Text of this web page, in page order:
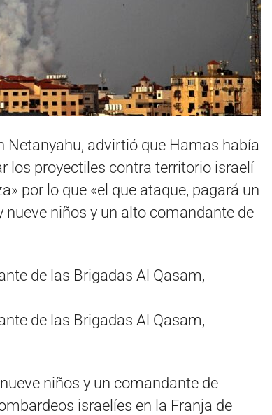
Netanyahu, advirtió que Hamas había
los proyectiles contra territorio israelí
por lo que «el que ataque, pagará un
niños y un alto comandante de
de las Brigadas Al Qasam,
de las Brigadas Al Qasam,
niños y un comandante de
israelíes en la Franja de